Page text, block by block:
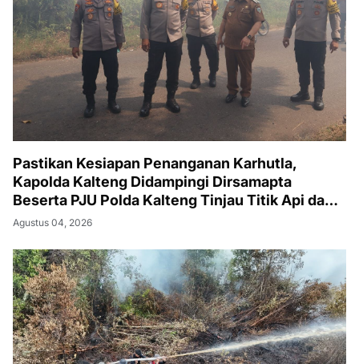
Pastikan Kesiapan Penanganan Karhutla,
Kapolda Kalteng Didampingi Dirsamapta
Beserta PJU Polda Kalteng Tinjau Titik Api dan
Pos Satgas di Kotawaringin Timur
Agustus 04, 2026